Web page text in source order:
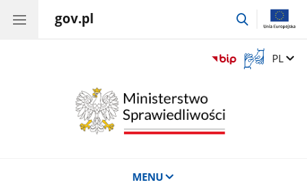
gov.pl
przejdź
Otwórz
okno
Zmień
PL
MENU